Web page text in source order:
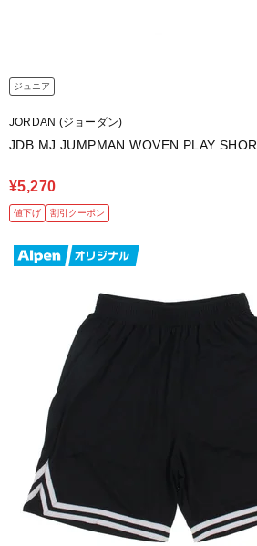
ジュニア
JORDAN (ジョーダン)
JDB MJ JUMPMAN WOVEN PLAY SHOR
¥5,270
値下げ 割引クーポン